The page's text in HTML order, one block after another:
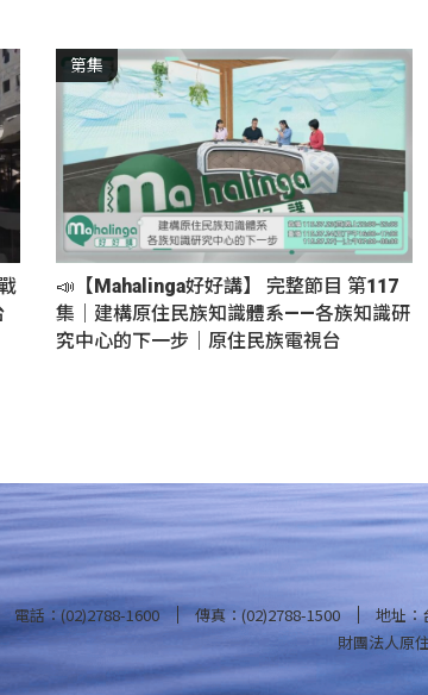
第集
📣【Mahalinga好好講】 完整節目 第117
集｜建構原住民族知識體系——各族知識研
究中心的下一步｜原住民族電視台
電話：(02)2788-1600 傳真：(02)2788-1500
地址：
財團法人原